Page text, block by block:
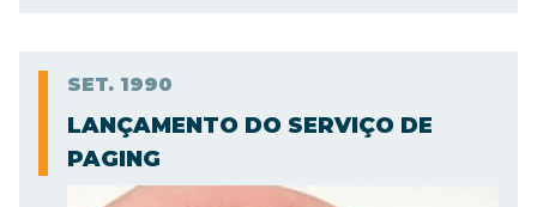
SET. 1990
LANÇAMENTO DO SERVIÇO DE
PAGING